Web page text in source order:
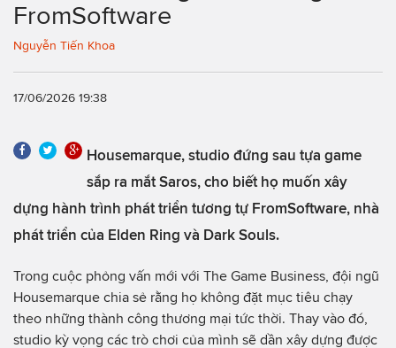
FromSoftware
Nguyễn Tiến Khoa
17/06/2026 19:38
Housemarque, studio đứng sau tựa game
sắp ra mắt Saros, cho biết họ muốn xây
dựng hành trình phát triển tương tự FromSoftware, nhà
phát triển của Elden Ring và Dark Souls.
Trong cuộc phỏng vấn mới với The Game Business, đội ngũ
Housemarque chia sẻ rằng họ không đặt mục tiêu chạy
theo những thành công thương mại tức thời. Thay vào đó,
studio kỳ vọng các trò chơi của mình sẽ dần xây dựng được